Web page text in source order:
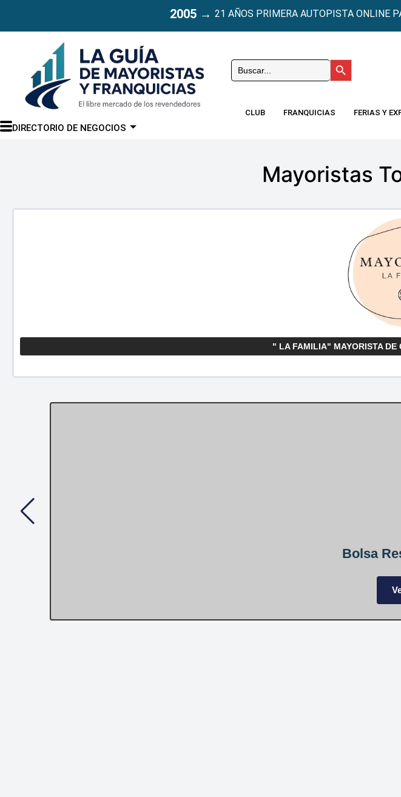
2005→ 21 AÑOS PRIMERA AUTOPISTA ONLINE
DIRECTORIO DE NEGOCIOS
Buscar: Botón de
CLUB FRANQUICIAS FERIAS Y
Mayoristas
" LA FAMILIA" MAYORISTA DE
Bolsa